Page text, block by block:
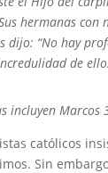
hermanas con
dijo: “No hay
de
incluyen Marcos
católicos
Sin